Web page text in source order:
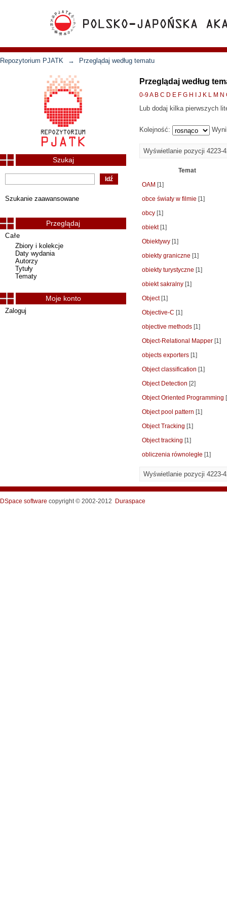
Repozytorium PJATK → Przeglądaj według tematu
Przeglądaj według
0-9A B C D E F G H J K L M N
Lub dodaj kilka pierwszych
Kolejność:
Wyświetlanie pozycji 4223-
Temat
OAM [1]
obce światy w filmie [1]
obcy [1]
obiekt[1]
Obiektywy [1]
obiekty graniczne [1]
obiekty turystyczne [1]
obiekt sakralny [1]
Object[1]
Objective-C [1]
objective methods [1]
Object-Relational Mapper [1]
objects exporters [1]
Object classification [1]
Object Detection [2]
Object Oriented Programming
Object pool pattern [1]
Object Tracking [1]
Object tracking [1]
obliczenia równoległe [1]
Wyświetlanie pozycji 4223-
Szukaj
Szukanie zaawansowane
Przeglądaj
Całe
Zbiory i kolekcje
Daty wydania
Autorzy
Tytuły
Tematy
Moje konto
Zaloguj
DSpace software copyright © 2002-2012 Duraspace